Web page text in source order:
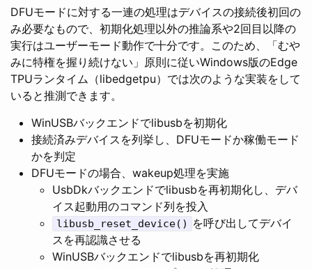
DFUモードに対する一連の処理はデバイスの接続後初回の
み必要なもので、初期化処理以外の推論系や2回目以降の
実行はユーザーモード動作で十分です。このため、「むや
みに特権を握り続けない」原則に従いWindows版のEdge
TPUランタイム（libedgetpu）では次のような実装をして
いると推測できます。
WinUSBバックエンドでlibusbを初期化
接続済みデバイスを列挙し、DFUモードか稼働モード
かを判定
DFUモードの場合、wakeup処理を実施
UsbDkバックエンドでlibusbを再初期化し、デバ
イス起動用のコマンド列を投入
libusb_reset_device()
を呼び出してデバイ
スを再認識させる
WinUSBバックエンドでlibusbを再初期化